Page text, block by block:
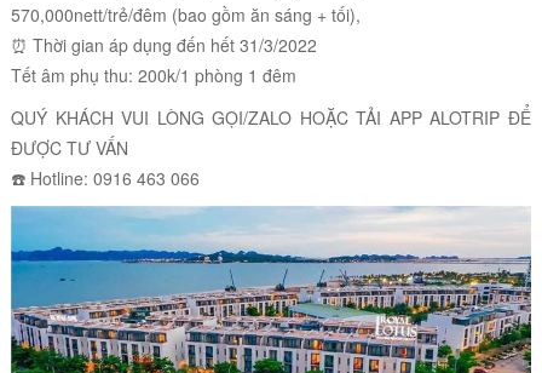
570,000nett/trẻ/đêm (bao gồm ăn sáng + tối),
⏰ Thời gian áp dụng đến hết 31/3/2022
Tết âm phụ thu: 200k/1 phòng 1 đêm
QUÝ KHÁCH VUI LÒNG GỌI/ZALO HOẶC TẢI APP ALOTRIP ĐỂ
ĐƯỢC TƯ VẤN
☎️ Hotline: 0916 463 066